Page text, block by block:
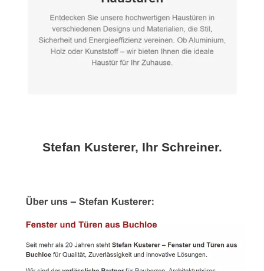
Stefan Kusterer, Ihr Schreiner.